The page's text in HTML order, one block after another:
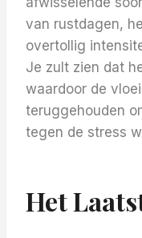
van rustdagen,
overtollig
Je zult zien dat
waardoor de
teruggehouden
tegen de stress
Het